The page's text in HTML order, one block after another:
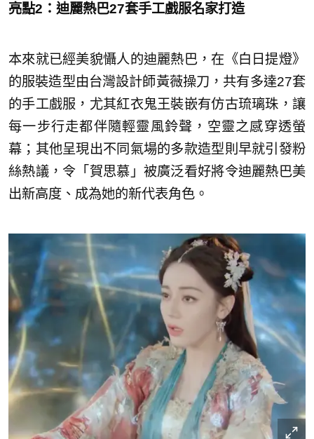
亮點2：迪麗熱巴27套手工戲服名家打造
本來就已經美貌懾人的迪麗熱巴，在《白日提燈》
的服裝造型由台灣設計師黃薇操刀，共有多達27套
的手工戲服，尤其紅衣鬼王裝嵌有仿古琉璃珠，讓
每一步行走都伴隨輕靈風鈴聲，空靈之感穿透螢
幕；其他呈現出不同氣場的多款造型則早就引發粉
絲熱議，令「賀思慕」被廣泛看好將令迪麗熱巴美
出新高度、成為她的新代表角色。